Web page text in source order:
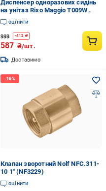
Диспенсер одноразових сидінь
на унітаз Rixo Maggio T009W
(27181756)
оцінити
999 -412 ₴
587 ₴/шт.
Доставимо
Клапан зворотний Nolf NFC.311-
10 1" (NF3229)
оцінити